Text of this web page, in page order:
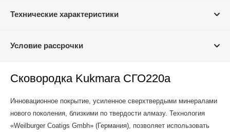
Технические характеристики
Условие рассрочки
Сковородка Kukmara СГО220а
Инновационное покрытие, усиленное сверхтвердыми минералами
нового поколения, близкими по твердости алмазу. Технология
«Weilburger Coatigs Gmbh» (Германия), позволяет использовать